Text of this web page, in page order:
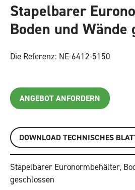
Stapelbarer
Boden und Wände
Die Referenz: NE-6412-5150
ANGEBOT ANFORDERN
DOWNLOAD TECHNISCHES
Stapelbarer Euronormbehälter,
geschlossen